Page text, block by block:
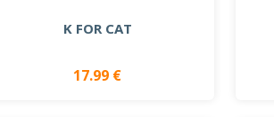
K FOR CAT
17.99 €